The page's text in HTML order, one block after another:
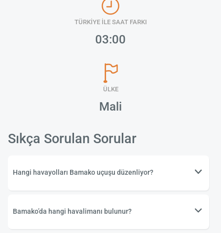
TÜRKİYE İLE SAAT FARKI
03:00
ÜLKE
Mali
Sıkça Sorulan Sorular
Hangi havayolları Bamako uçuşu düzenliyor?
Bamako’da hangi havalimanı bulunur?